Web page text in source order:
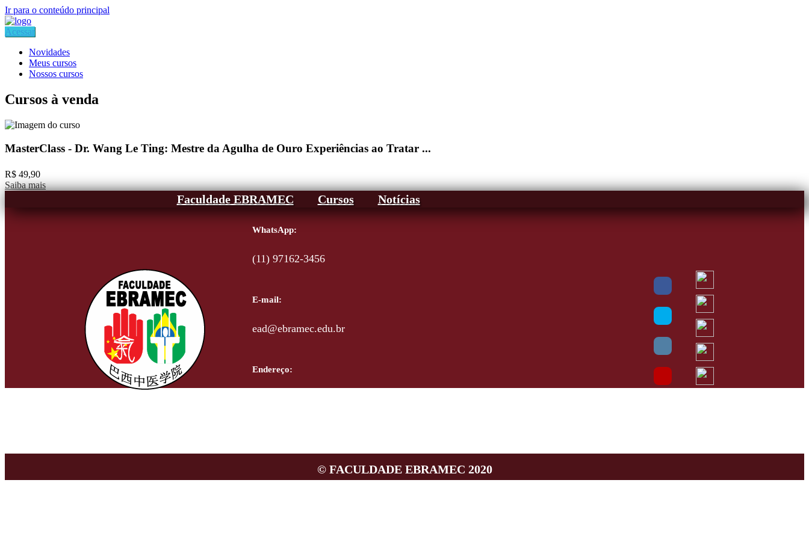
Ir para o conteúdo principal
Acessar
Novidades
Meus cursos
Nossos cursos
Cursos à venda
MasterClass - Dr. Wang Le Ting: Mestre da Agulha de Ouro Experiências ao Tratar ...
R$ 49,90
Saiba mais
Faculdade EBRAMEC Cursos Notícias
WhatsApp:
(11) 97162-3456
E-mail:
ead@ebramec.edu.br
Endereço:
© FACULDADE EBRAMEC 2020